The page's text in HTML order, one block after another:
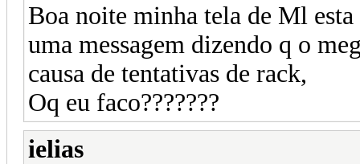
Boa noite minha tela de Ml
uma messagem dizendo q o
causa de tentativas de rack,
Oq eu faco???????
ielias